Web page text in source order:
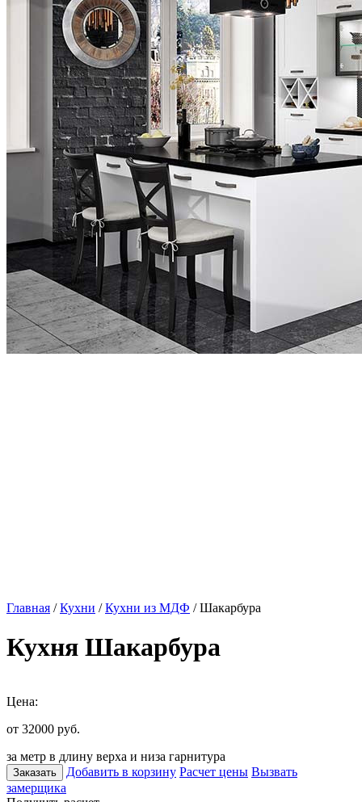
Главная /Кухни /Кухни из МДФ / Шакарбура
Кухня Шакарбура
Цена:
от 32000 руб.
за метр в длину верха и низа гарнитура
Заказать Добавить в корзину Расчет цены Вызвать
замерщика